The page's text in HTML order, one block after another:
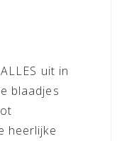
uit in
blaadjes
heerlijke